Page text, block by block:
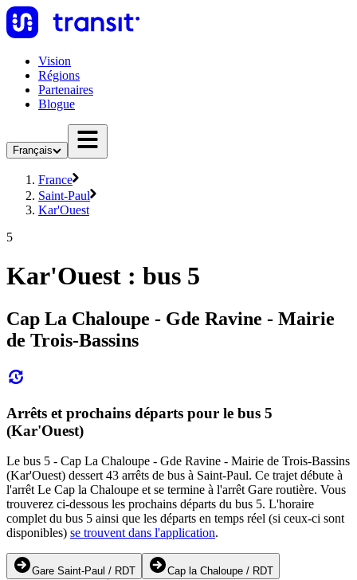
Vision
Régions
Partenaires
Blogue
Français
France
Saint-Paul
Kar'Ouest
5
Kar'Ouest : bus 5
Cap La Chaloupe - Gde Ravine - Mairie
de Trois-Bassins
Arrêts et prochains départs pour le bus 5
(Kar'Ouest)
Le bus 5 - Cap La Chaloupe - Gde Ravine - Mairie de Trois-Bassins
(Kar'Ouest) dessert 43 arrêts de bus à Saint-Paul. Ce trajet débute à
l'arrêt Le Cap la Chaloupe et se termine à l'arrêt Gare routière. Vous
trouverez ci-dessous les prochains départs du bus 5. L'horaire
complet du bus 5 ainsi que les départs en temps réel (si ceux-ci sont
disponibles) se trouvent dans l'application.
Gare Saint-Paul / RDT Cap la Chaloupe / RDT